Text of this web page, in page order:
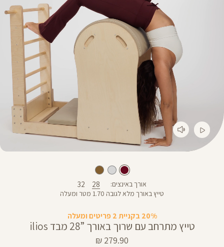
20% בקניית 2 פריטים ומעלה
טייץ מתרחב עם שרוך באורך ”28 מבד ilios
מחיר
279.90 ₪
אורך באינצים 28
32
טייץ באורך מלא לגובה 1.70 מטר ומעלה